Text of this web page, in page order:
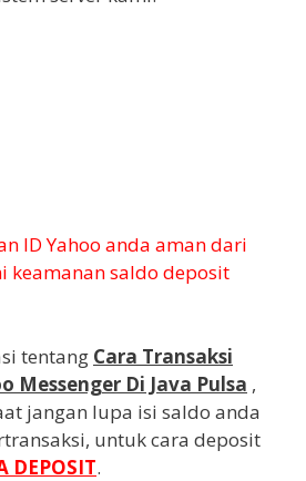
ID Yahoo anda aman dari
keamanan saldo deposit
tentang Cara Transaksi
Messenger Di Java Pulsa ,
jangan lupa isi saldo anda
untuk cara deposit
DEPOSIT.